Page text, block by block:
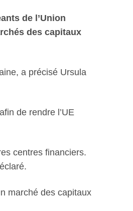
de l’Union
des capitaux
a précisé Ursula
de rendre l’UE
centres financiers.
marché des capitaux